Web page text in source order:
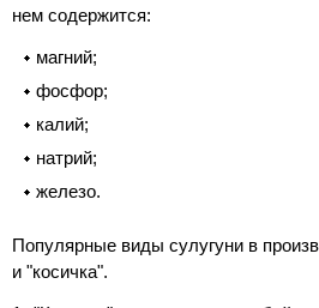
нем содержится:
магний;
фосфор;
калий;
натрий;
железо.
Популярные виды сулугуни в
и "косичка".